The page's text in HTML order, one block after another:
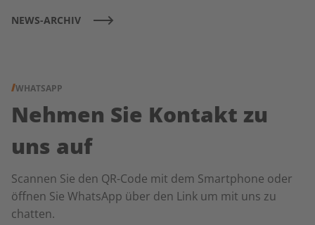
NEWS-ARCHIV
WHATSAPP
Nehmen Sie Kontakt zu
uns auf
Scannen Sie den QR-Code mit dem Smartphone oder
öffnen Sie WhatsApp über den Link um mit uns zu
chatten.